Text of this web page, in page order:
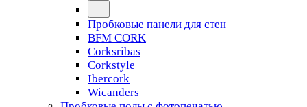
Пробковые панели для стен
BFM CORK
Corksribas
Corkstyle
Ibercork
Wicanders